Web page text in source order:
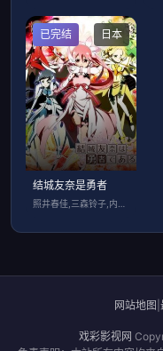
日本
已完结
结城友奈是勇者
网站地图
戏彩影视网